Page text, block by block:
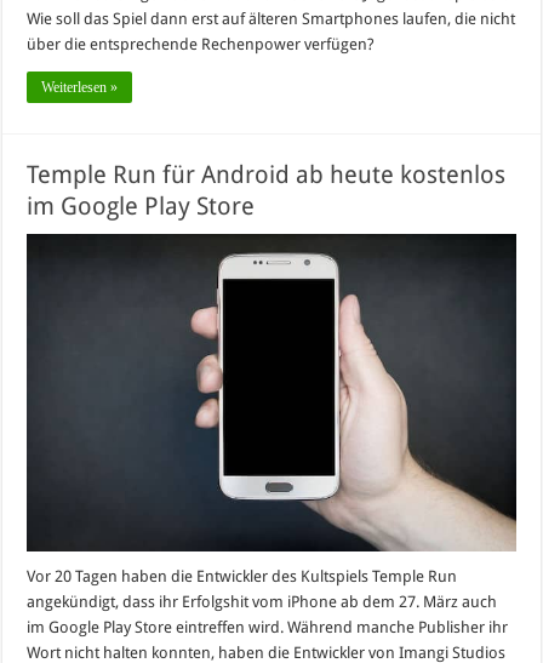
Wie soll das Spiel dann erst auf älteren Smartphones laufen, die nicht
über die entsprechende Rechenpower verfügen?
Weiterlesen »
Temple Run für Android ab heute kostenlos
im Google Play Store
Vor 20 Tagen haben die Entwickler des Kultspiels Temple Run
angekündigt, dass ihr Erfolgshit vom iPhone ab dem 27. März auch
im Google Play Store eintreffen wird. Während manche Publisher ihr
Wort nicht halten konnten, haben die Entwickler von Imangi Studios